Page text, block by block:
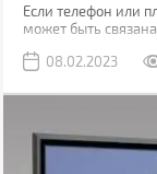
Если телефон или
может быть
08.02.2023